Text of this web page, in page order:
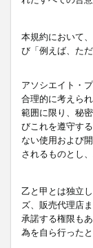
本規約において
び「例えば、た
アソシエイト・
合理的に考えら
範囲に限り、秘
びこれを遵守す
ない使用および
されるものとし
乙と甲とは独立
ズ、販売代理店
承諾する権限も
為を自ら行った